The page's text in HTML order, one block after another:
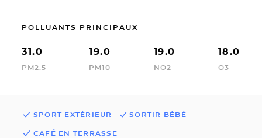
POLLUANTS PRINCIPAUX
31.0
PM2.5
19.0
PM10
19.0
NO2
18.0
O3
SPORT EXTÉRIEUR SORTIR BÉBÉ
CAFÉ EN TERRASSE